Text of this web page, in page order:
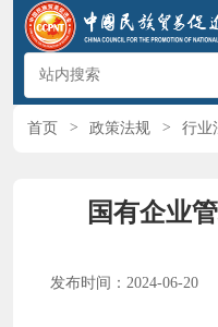
首页 > 政策法规 > 行业
国有企业
发布时间：2024-06-20